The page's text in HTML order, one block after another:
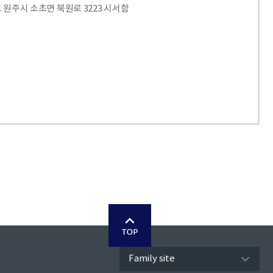
원주시 소초면 북원로 3223 시서함
Family site